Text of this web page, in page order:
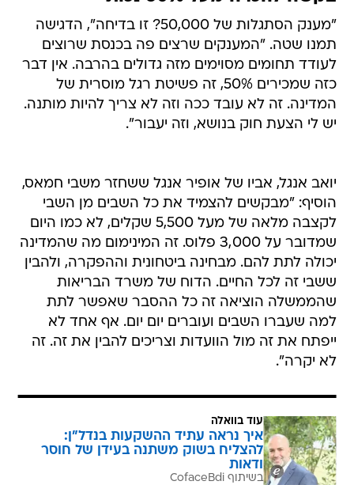
"מענק הסתגלות של 50,000? זו בדיחה", הדגישה
תמנו שטה. "המענקים שרצים פה בכנסת שרוצים
לעודד תחומים מסוימים מזה גדולים בהרבה. אין דבר
כזה שמכירים 50%, זה פשיטת רגל מוסרית של
המדינה. זה לא עובד ככה וזה לא צריך להיות מותנה.
יש לי הצעת חוק בנושא, וזה יעבור".
יואב אנגל, אביו של אופיר אנגל ששחזר משבי חמאס,
הוסיף: "מבקשים להצמיד את כל השבים מן השבי
לקצבה מלאה של מעל 5,500 שקלים, לא כמו היום
שמדובר על 3,000 פלוס. זה המינימום מה שהמדינה
יכולה לתת להם. מבחינה ביטחונית וההפקרה, ולהבין
ששבי זה לכל החיים. הדוח של משרד הבריאות
שהממשלה הוציאה זה כל ההסבר שאפשר לתת
למה שעברו השבים ועוברים יום יום. אף אחד לא
ייפתח את זה מול הוועדות וצריכים להבין את זה. זה
לא יקרה".
עוד בוואלה
איך נראה עתיד ההשקעות בנדל"ן:
להצליח בשוק משתנה בעידן של חוסר
ודאות
בשיתוף CofaceBdi